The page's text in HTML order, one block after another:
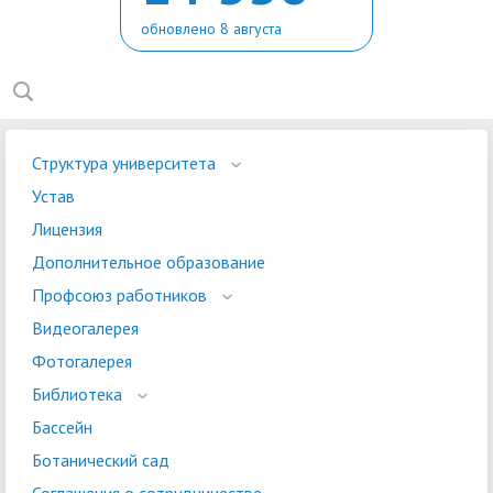
обновлено 8 августа
Структура университета
Устав
Лицензия
Дополнительное образование
Профсоюз работников
Видеогалерея
Фотогалерея
Библиотека
Бассейн
Ботанический сад